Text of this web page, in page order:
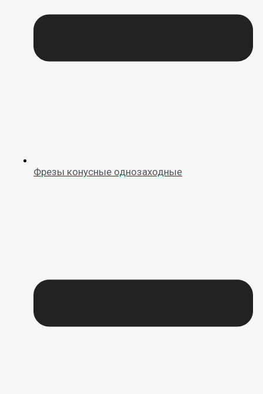
Фрезы конусные однозаходные